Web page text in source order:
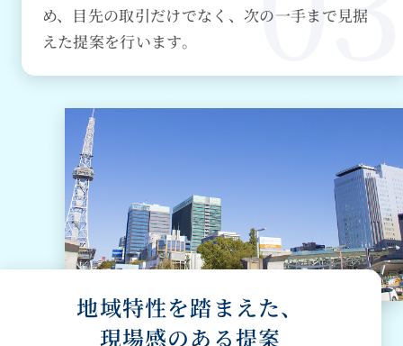
め、目先の取引だけでなく、次の一手まで見据
えた提案を行います。
地域特性を踏まえた、
現場感のある提案